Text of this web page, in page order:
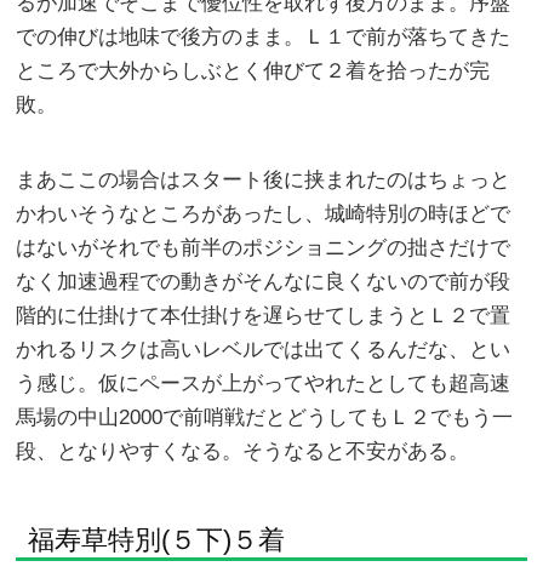
での伸びは地味で後方のまま。Ｌ１で前が落ちてきた
ところで大外からしぶとく伸びて２着を拾ったが完
敗。
まあここの場合はスタート後に挟まれたのはちょっと
かわいそうなところがあったし、城崎特別の時ほどで
はないがそれでも前半のポジショニングの拙さだけで
なく加速過程での動きがそんなに良くないので前が段
階的に仕掛けて本仕掛けを遅らせてしまうとＬ２で置
かれるリスクは高いレベルでは出てくるんだな、とい
う感じ。仮にペースが上がってやれたとしても超高速
馬場の中山2000で前哨戦だとどうしてもＬ２でもう一
段、となりやすくなる。そうなると不安がある。
福寿草特別(５下)５着